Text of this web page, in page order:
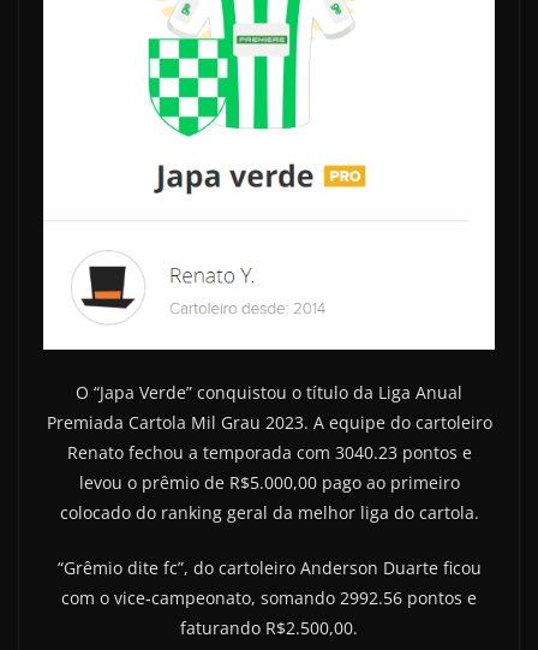
O “Japa Verde” conquistou o título da Liga Anual
Premiada Cartola Mil Grau 2023. A equipe do cartoleiro
Renato fechou a temporada com 3040.23 pontos e
levou o prêmio de R$5.000,00 pago ao primeiro
colocado do ranking geral da melhor liga do cartola.
“Grêmio dite fc”, do cartoleiro Anderson Duarte ficou
com o vice-campeonato, somando 2992.56 pontos e
faturando R$2.500,00.